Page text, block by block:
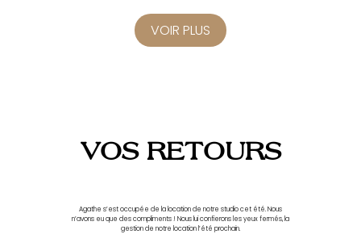
VOIR PLUS
VOS RETOURS
Agathe s’est occupée de la location de notre studio cet été. Nous
n’avons eu que des compliments ! Nous lui confierons les yeux fermés, la
gestion de notre location l’été prochain.